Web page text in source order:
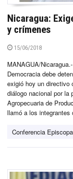
Nicaragua:
y crímenes
15/06/2018
MANAGUA/
Democracia debe
exigió hoy un directivo
diálogo nacional por la
Agropecuaria de
llamó a los integrantes
Conferencia